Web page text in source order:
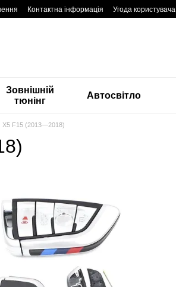
Контактна інформація Угода користувача
Зовнішній
тюнінг
Автосвітло
X5 F15 (2013—2018)